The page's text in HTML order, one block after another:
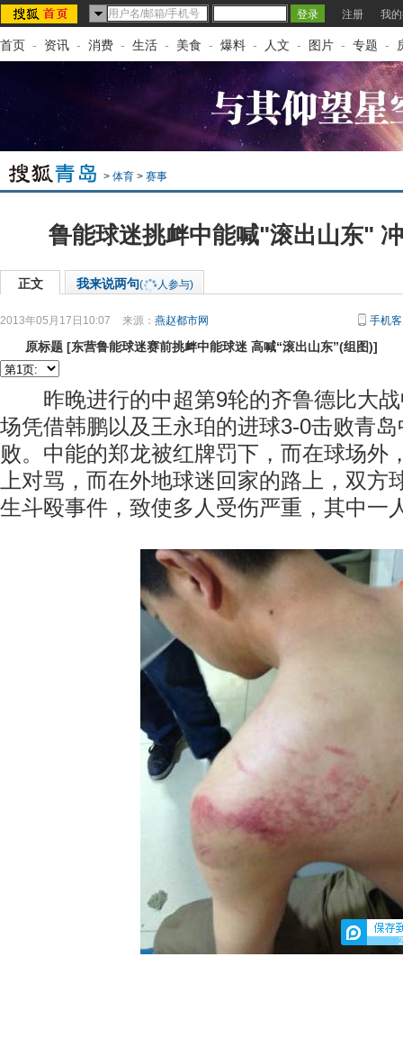
注册 我
首页 - 资讯 - 消费 - 生活 - 美食 - 爆料 - 人文 - 图片 - 专题 -
> 体育 > 赛事
鲁能球迷挑衅中能喊"滚出山东"
正文 我来说两句( 人参与)
2013年05月17日10:07 来源： 燕赵都市网 手机
原标题 [东营鲁能球迷赛前挑衅中能球迷 高喊“滚出山东”(组图)]
昨晚进行的中超第9轮的齐鲁德比大战
场凭借韩鹏以及王永珀的进球3-0击败青
败。中能的郑龙被红牌罚下，而在球场外
上对骂，而在外地球迷回家的路上，双方
生斗殴事件，致使多人受伤严重，其中一
2